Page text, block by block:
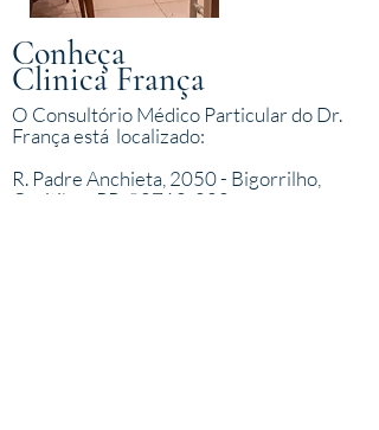
Conheça
Clinica França
O Consultório Médico Particular do Dr.
França está localizado:
R. Padre Anchieta, 2050 - Bigorrilho,
Curitiba - PR, 80710-000